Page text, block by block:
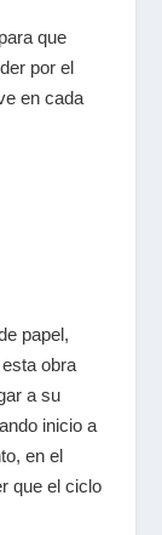
que
por el
en cada
papel,
obra
a su
inicio a
en el
que el ciclo